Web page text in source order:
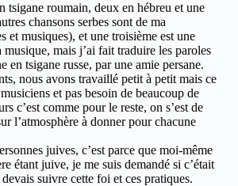
tsigane roumain, deux en hébreu et une
chansons serbes sont de ma
et musiques), et une troisième est une
mais j’ai fait traduire les paroles
en tsigane russe, par une amie persane.
nous avons travaillé petit à petit mais ce
et pas besoin de beaucoup de
c’est comme pour le reste, on s’est de
l’atmosphère à donner pour chacune
juives, c’est parce que moi-même
étant juive, je me suis demandé si c’était
suivre cette foi et ces pratiques.